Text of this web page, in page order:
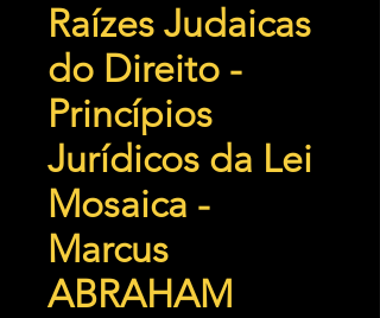
Raízes Judaicas
do Direito -
Princípios
Jurídicos da Lei
Mosaica -
Marcus
ABRAHAM